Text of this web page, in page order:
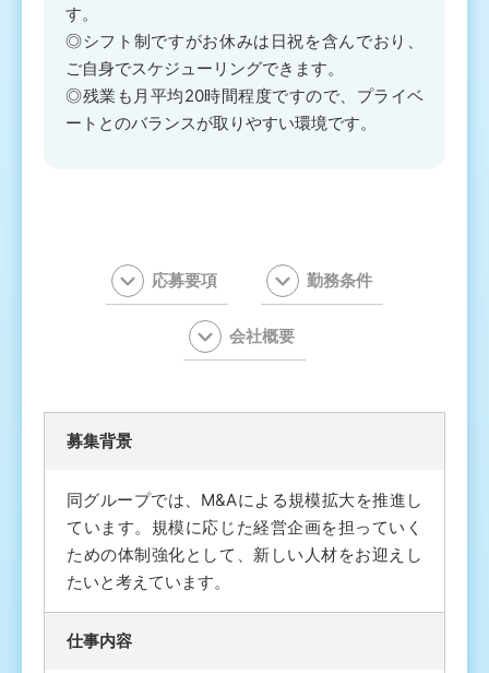
す。
◎シフト制ですがお休みは日祝を含んでおり、
ご自身でスケジューリングできます。
◎残業も月平均20時間程度ですので、プライベ
ートとのバランスが取りやすい環境です。
応募要項 勤務条件
会社概要
募集背景
同グループでは、M&Aによる規模拡大を推進し
ています。規模に応じた経営企画を担っていく
ための体制強化として、新しい人材をお迎えし
たいと考えています。
仕事内容